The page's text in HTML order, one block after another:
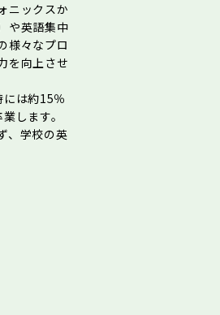
ニックスか
や英語集中
様々なプロ
を向上させ
は約15％
します。
、学校の英